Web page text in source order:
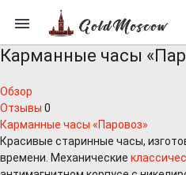
Карманные часы
Обзор
Отзывы 0
Карманные часы «Паровоз»
Красивые старинные часы,
времени. Механические